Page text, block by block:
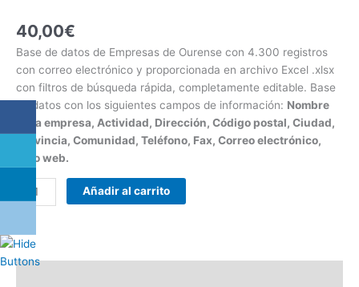
40,00€
Base de datos de Empresas de Ourense con 4.300 registros
con correo electrónico y proporcionada en archivo Excel .xlsx
con filtros de búsqueda rápida, completamente editable. Base
de datos con los siguientes campos de información: Nombre
de la empresa, Actividad, Dirección, Código postal, Ciudad,
Provincia, Comunidad, Teléfono, Fax, Correo electrónico,
Sitio web.
Añadir al carrito